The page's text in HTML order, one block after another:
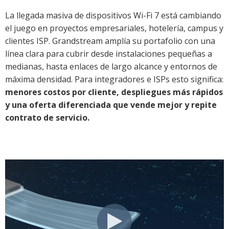
La llegada masiva de dispositivos Wi-Fi 7 está cambiando
el juego en proyectos empresariales, hotelería, campus y
clientes ISP. Grandstream amplía su portafolio con una
línea clara para cubrir desde instalaciones pequeñas a
medianas, hasta enlaces de largo alcance y entornos de
máxima densidad. Para integradores e ISPs esto significa:
menores costos por cliente, despliegues más rápidos
y una oferta diferenciada que vende mejor y repite
contrato de servicio.